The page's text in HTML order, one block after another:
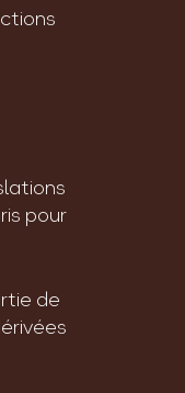
pour
de